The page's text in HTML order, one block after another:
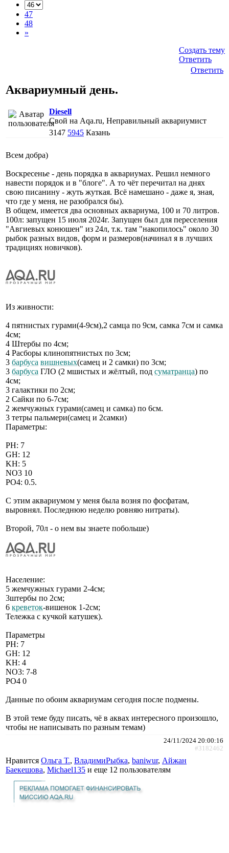
47
48
»
Создать тему
Ответить
Ответить
Аквариумный день.
Diesell
Свой на Aqa.ru, Неправильный аквариумист
3147 5945 Казань
Всем добра)
Воскресенье - день порядка в аквариумах. Решил немного
навести порядок и в "блоге". А то чёт перечитал на днях
свою писанину - жуть жуткая. Всё намешано - даже я, зная,
что где у меня, не разобрался бы).
В общем, имеется два основных аквариума, 100 и 70 литров.
100л: запущен 15 июля 2024г. Запущен был для переселения
"Авгиевых конюшен" из 24л, т.к. там "накопилось" около 30
рыбок разных видов, форм и размеров(начинал я в лучших
традициях новичков).
Из живности:
4 пятнистых гурами(4-9см),2 самца по 9см, самка 7см и самка
4см;
4 Штербы по 4см;
4 Расборы клинопятнистых по 3см;
3 барбуса вишневых(самец и 2 самки) по 3см;
3 барбуса ГЛО (2 мшистых и жёлтый, под суматранца) по
4см;
3 галактики по 2см;
2 Сайки по 6-7см;
2 жемчужных гурами(самец и самка) по 6см.
3 тетры пальмери(самец и 2самки)
Параметры:
РН: 7
GH: 12
KH: 5
NO3 10
PO4: 0.5.
С этим аквариумом у меня была возня по фосфатам,
выровнял. Последнюю неделю ровняю нитраты).
Второй, 70л - о нем вы знаете побольше)
Население:
5 жемчужных гурами 2-4см;
3штербы по 2см;
6 креветок-вишенок 1-2см;
Тележка с кучкой катушек).
Параметры
PH: 7
GH: 12
KH: 4
NO3: 7-8
PO4 0
Данные по обоим аквариумам сегодня после подмены.
В этой теме буду писать, чё в аквах интересного произошло,
чтобы не написывать по разным темам)
24/11/2024 20:00:16
#3182462
Нравится Ольга Т., ВладимиРыбка, baniwur, Айжан
Баекешова, Michael135 и еще 12 пользователям